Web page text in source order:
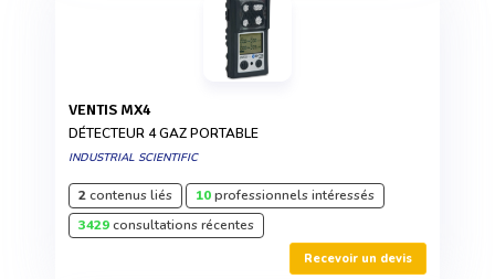
VENTIS MX4
DÉTECTEUR 4 GAZ PORTABLE
INDUSTRIAL SCIENTIFIC
2contenus liés 10professionnels intéressés
3429consultations récentes
Recevoir un devis